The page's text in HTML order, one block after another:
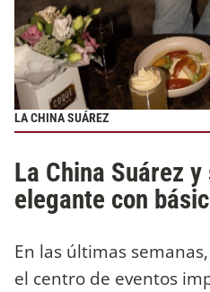
LA CHINA SUÁREZ
La China Suárez
elegante con
En las últimas semanas,
el centro de eventos